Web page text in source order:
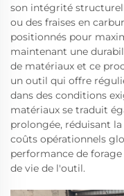
son intégrité
ou des fraises en
positionnés pour
maintenant une
de matériaux et ce
un outil qui offre
dans des conditions
matériaux se traduit
prolongée, réduisant
coûts opérationnels
performance de
de vie de l'outil.